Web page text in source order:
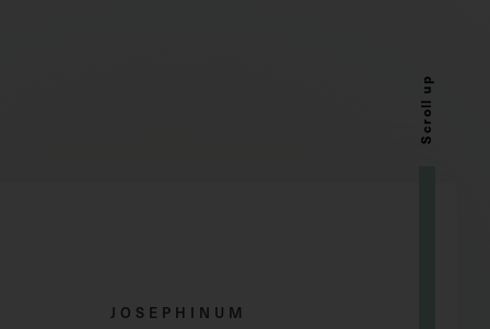
Scroll up
JOSEPHINUM